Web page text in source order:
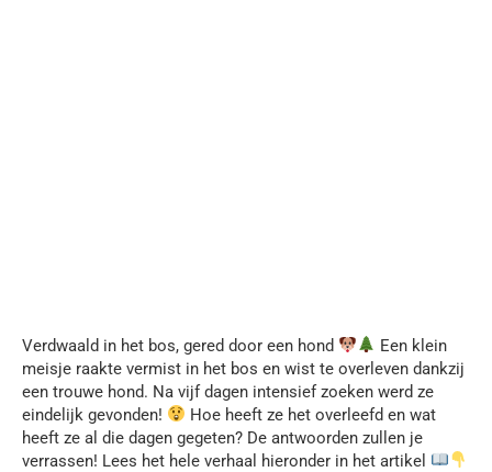
Verdwaald in het bos, gered door een hond
Een klein
meisje raakte vermist in het bos en wist te overleven dankzij
een trouwe hond. Na vijf dagen intensief zoeken werd ze
eindelijk gevonden!
Hoe heeft ze het overleefd en wat
heeft ze al die dagen gegeten? De antwoorden zullen je
verrassen! Lees het hele verhaal hieronder in het artikel